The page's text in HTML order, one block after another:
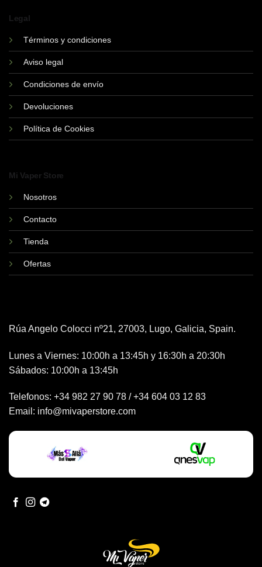
opciones
se
pueden
elegir
en
la
página
producto
elegir
la
Legal
Términos y condiciones
Aviso legal
Condiciones de envío
Devoluciones
Política de Cookies
Mi Vaper Store
Nosotros
Contacto
Tienda
Ofertas
Rúa Angelo Colocci nº21, 27003, Lugo, Galicia, Spain.
Lunes a Viernes: 10:00h a 13:45h y 16:30h a 20:30h
Sábados: 10:00h a 13:45h
Telefonos: +34 982 27 90 78 / +34 604 03 12 83
Email: info@mivaperstore.com